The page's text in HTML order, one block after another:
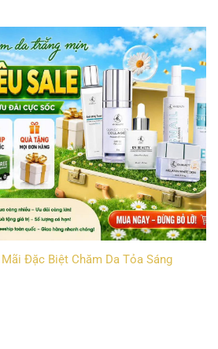
Đặc Biệt Chăm Da Tỏa Sáng